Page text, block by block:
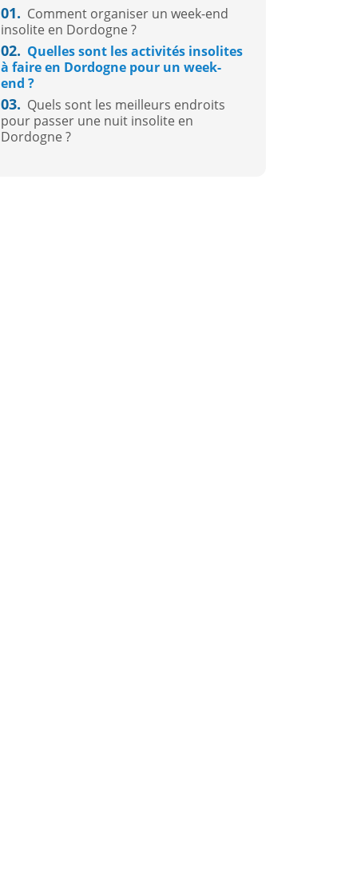
01. Comment organiser un week-end
insolite en Dordogne ?
02. Quelles sont les activités insolites
à faire en Dordogne pour un week-
end ?
03. Quels sont les meilleurs endroits
pour passer une nuit insolite en
Dordogne ?